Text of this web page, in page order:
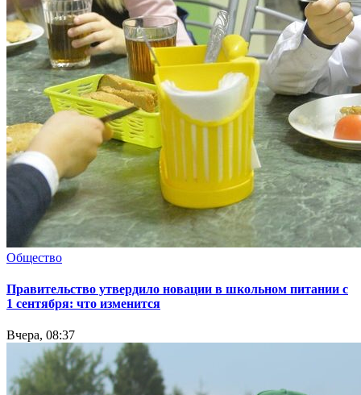
Общество
Правительство утвердило новации в школьном питании с
1 сентября: что изменится
Вчера, 08:37